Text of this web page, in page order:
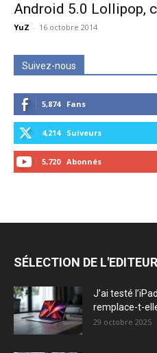
Android 5.0 Lollipop,
YuZ - 16 octobre 2014
Suivez-nous
5,874 Fans
4,214 Suiveurs
5,720 Abonnés
SÉLECTION DE L'EDITEUR
J’ai testé
remplace-t-
29 octobre 2025